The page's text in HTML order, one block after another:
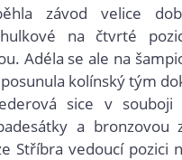
závod velice
na čtvrté
Adéla se ale na
kolínský tým
sice v
a bronzovou
Stříbra vedoucí pozici